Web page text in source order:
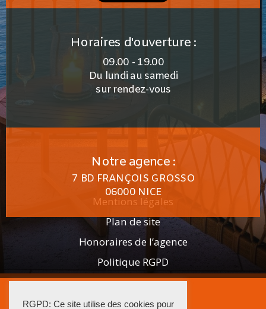
Horaires d'ouverture :
09.00 - 19.00
Du lundi au samedi
sur rendez-vous
Notre agence :
7 BD FRANÇOIS GROSSO
06000 NICE
Mentions légales
Plan de site
Honoraires de l’agence
Politique RGPD
RGPD: Ce site utilise des cookies pour